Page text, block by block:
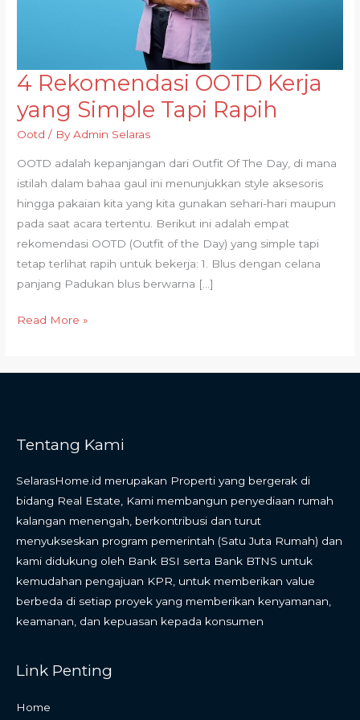
4 Rekomendasi OOTD Kerja
yang Simple Tapi Rapih
Ootd / ByAdmin Selaras
OOTD adalah kepanjangan dari Outfit Of The Day, di mana
istilah dalam bahaa gaul ini menunjukkan style aksesoris
hingga pakaian kita yang kita gunakan sehari-hari maupun
pada saat acara tertentu. Berikut ini adalah empat
rekomendasi OOTD (Outfit of the Day) yang simple tapi
tetap terlihat rapih untuk bekerja: 1. Blus dengan celana
panjang Padukan blus berwarna […]
4
Rekomendasi
OOTD
Kerja
yang
Simple
Tapi
Rapih
Read More »
Tentang Kami
SelarasHome.id merupakan Properti yang bergerak di
bidang Real Estate, Kami membangun penyediaan rumah
kalangan menengah, berkontribusi dan turut
menyukseskan program pemerintah (Satu Juta Rumah) dan
kami didukung oleh Bank BSI serta Bank BTNS untuk
kemudahan pengajuan KPR, untuk memberikan value
berbeda di setiap proyek yang memberikan kenyamanan,
keamanan, dan kepuasan kepada konsumen
Link Penting
Home